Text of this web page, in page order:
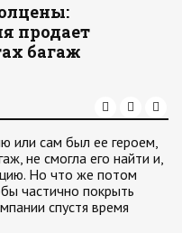
продает
багаж
или сам был ее героем,
не смогла его найти и,
Но что же потом
частично покрыть
спустя время